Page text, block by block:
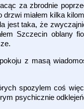
za zbrodnie
miałem kilka
jest taka, że
Szczecin oblany
z masą
spozylem coś
psychicznie